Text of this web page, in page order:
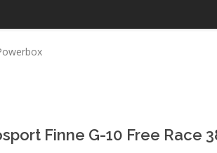
Finne G-10 Free Race